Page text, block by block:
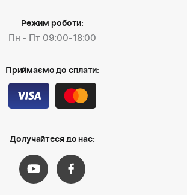
Режим роботи:
Пн - Пт 09:00-18:00
Приймаємо до сплати:
Долучайтеся до нас: